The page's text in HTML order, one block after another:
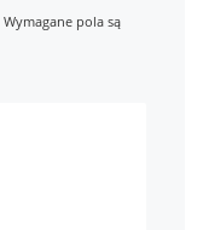
Wymagane pola są